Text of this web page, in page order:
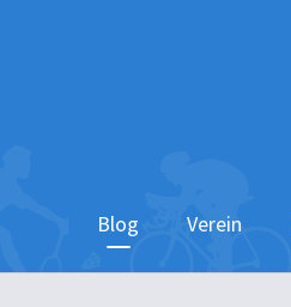
Blog Verein